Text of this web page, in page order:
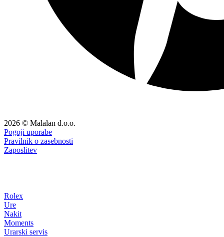
2026 © Malalan d.o.o.
Pogoji uporabe
Pravilnik o zasebnosti
Zaposlitev
Rolex
Ure
Nakit
Moments
Urarski servis